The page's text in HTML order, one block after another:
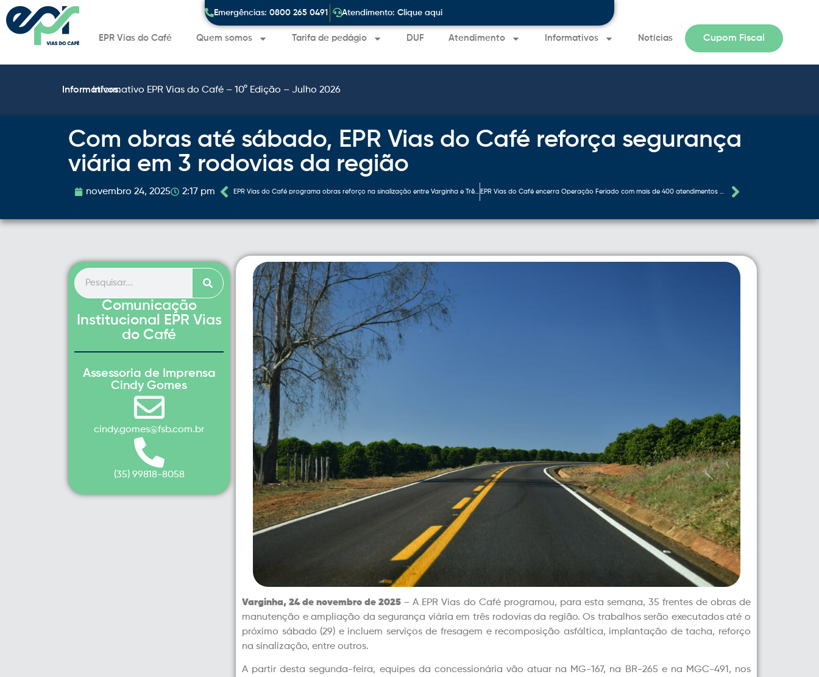
EPR Vias do Café Quem somos Tarifa de pedágio DUF Atendimento Informativos Notícias Cupom Fiscal
Informativos:Informativo EPR Vias do Café – 10° Edição – Julho 2026
Emergências: 0800 265 0491 Atendimento: Clique aqui
Com obras até sábado, EPR Vias do Café reforça segurança
viária em 3 rodovias da região
novembro 24, 2025 2:17 pm EPR Vias do Café programa obras reforço na sinalização entre Varginha e Três Corações entre quinta e domingo EPR Vias do Café encerra Operação Feriado com mais de 400 atendimentos aos usuários
Comunicação
Institucional EPR Vias
do Café
Assessoria de Imprensa
Cindy Gomes
cindy.gomes@fsb.com.br
(35) 99818-8058
Varginha, 24 de novembro de 2025 – A EPR Vias do Café programou, para esta semana, 35 frentes de obras de
manutenção e ampliação da segurança viária em três rodovias da região. Os trabalhos serão executados até o
próximo sábado (29) e incluem serviços de fresagem e recomposição asfáltica, implantação de tacha, reforço
na sinalização, entre outros.
A partir desta segunda-feira, equipes da concessionária vão atuar na MG-167, na BR-265 e na MGC-491, nos